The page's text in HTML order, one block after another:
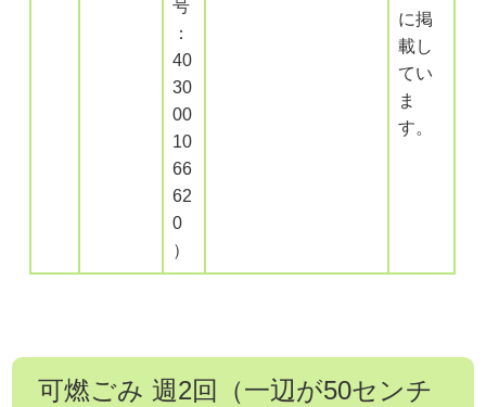
号
：
40
30
00
10
66
62
0
）
に掲
載し
てい
ま
す。
可燃ごみ 週2回（一辺が50センチ